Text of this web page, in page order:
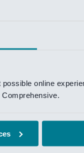
online
zo snel mogelijk te
te krijgen.
is